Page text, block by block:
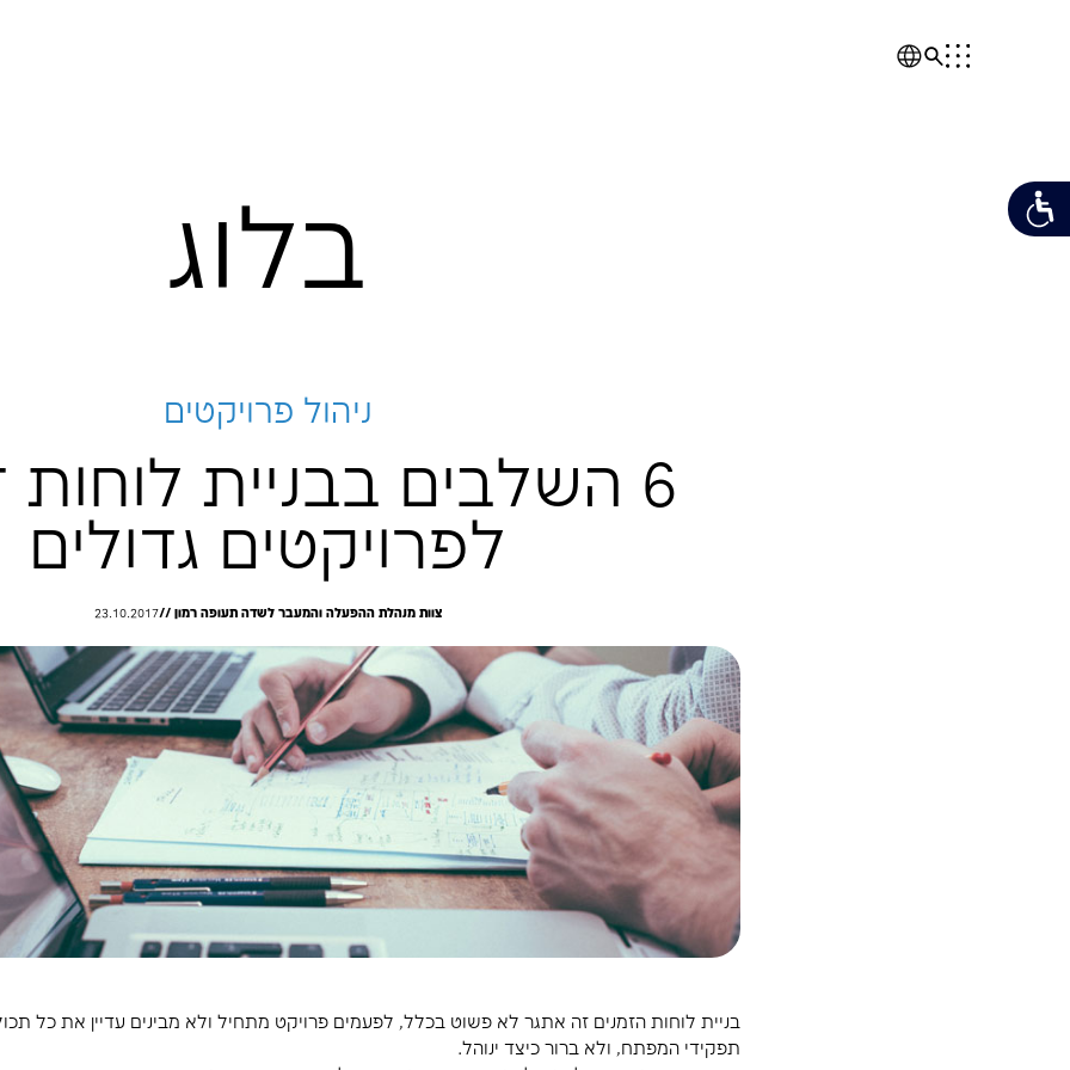
בלוג
ניהול פרויקטים
6 השלבים בבניית לוחות
לפרויקטים גדולים
צוות מנהלת ההפעלה והמעבר לשדה תעופה רמון //23.10.2017